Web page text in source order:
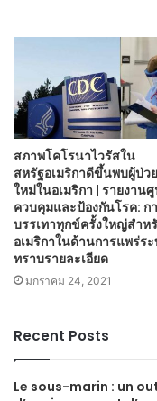
สภาพโคโรนาไวรัสใน
สหรัฐอเมริกาดีขึ้นพบผู้ป่ว
ใหม่ในอเมริกา | รายงาน
ควบคุมและป้องกันโรค: ก
บรรเทาทุกข์ครั้งใหญ่สำห
อเมริกาในด้านการแพร่ร
ทราบรายละเอียด
มกราคม 24, 2021
Recent Posts
Le sous-marin : un